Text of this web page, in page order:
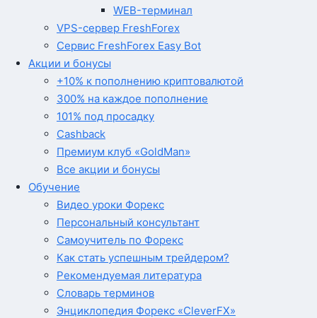
WEB-терминал
VPS-сервер FreshForex
Сервис FreshForex Easy Bot
Акции и бонусы
+10% к пополнению криптовалютой
300% на каждое пополнение
101% под просадку
Cashback
Премиум клуб «GoldMan»
Все акции и бонусы
Обучение
Видео уроки Форекс
Персональный консультант
Самоучитель по Форекс
Как стать успешным трейдером?
Рекомендуемая литература
Словарь терминов
Энциклопедия Форекс «CleverFX»